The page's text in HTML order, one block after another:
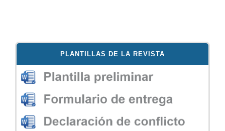
PLANTILLAS DE LA REVISTA